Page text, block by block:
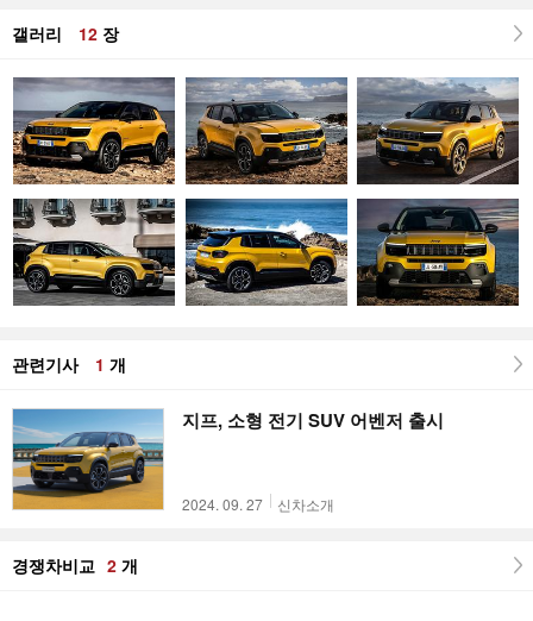
갤러리 12 장
관련기사 1 개
지프, 소형 전기 SUV 어벤저 출시
2024. 09. 27 신차소개
경쟁차비교 2 개